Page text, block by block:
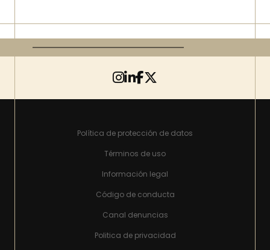
Política de protección de datos
Términos de uso
Información legal
Código de conducta
Canal denuncias
Politica de privacidad